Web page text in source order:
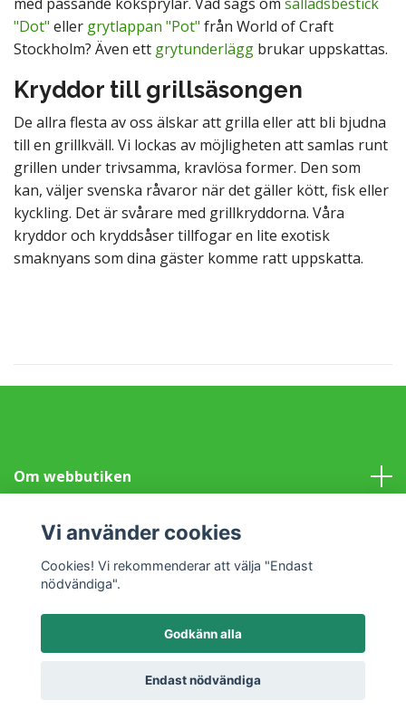
"Dot" eller grytlappan "Pot" från World of Craft
Stockholm? Även ett grytunderlägg brukar uppskattas.
Kryddor till grillsäsongen
De allra flesta av oss älskar att grilla eller att bli bjudna
till en grillkväll. Vi lockas av möjligheten att samlas runt
grillen under trivsamma, kravlösa former. Den som
kan, väljer svenska råvaror när det gäller kött, fisk eller
kyckling. Det är svårare med grillkryddorna. Våra
kryddor och kryddsåser tillfogar en lite exotisk
smaknyans som dina gäster komme ratt uppskatta.
Om webbutiken
Information
Sociala medier
© 2026 Klotet i Lund Fair TradePowered by Quickbutik
Vi använder cookies
Cookies! Vi rekommenderar att välja "Endast
nödvändiga".
Godkänn alla
Endast nödvändiga